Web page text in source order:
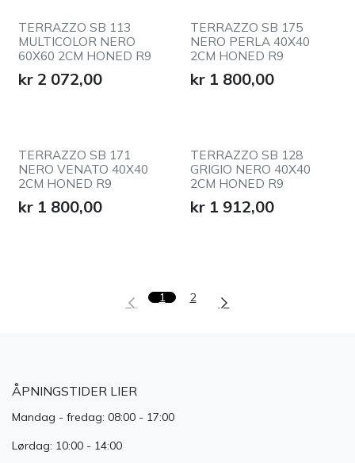
TERRAZZO SB 113
MULTICOLOR NERO
60X60 2CM HONED R9
kr 2 072,00
TERRAZZO SB 175
NERO PERLA 40X40
2CM HONED R9
kr 1 800,00
TERRAZZO SB 171
NERO VENATO 40X40
2CM HONED R9
kr 1 800,00
TERRAZZO SB 128
GRIGIO NERO 40X40
2CM HONED R9
kr 1 912,00
1 2
ÅPNINGSTIDER LIER
Mandag - fredag: 08:00 - 17:00
Lørdag: 10:00 - 14:00